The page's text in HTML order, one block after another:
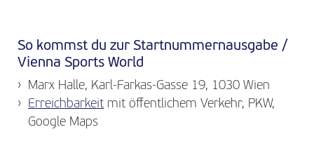
So kommst du zur Startnummernausgabe /
Vienna Sports World
Marx Halle, Karl-Farkas-Gasse 19, 1030 Wien
Erreichbarkeit mit öffentlichem Verkehr, PKW,
Google Maps